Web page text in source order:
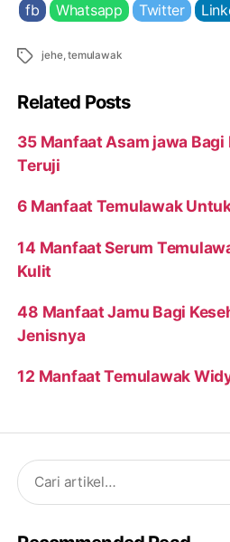
fb Whatsapp Twitter
Tags jehe,temulawak
Related Posts
35 Manfaat Asam jawa Bagi
Teruji
6 Manfaat Temulawak
14 Manfaat Serum
Kulit
48 Manfaat Jamu Bagi
Jenisnya
12 Manfaat Temulawak
Search
for: